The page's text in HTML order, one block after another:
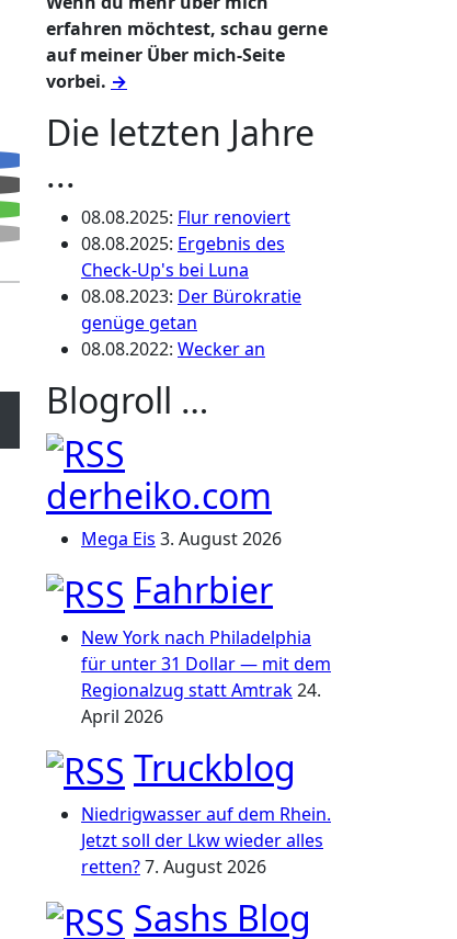
erfahren möchtest, schau gerne
auf meiner Über mich-Seite
vorbei. →
Die letzten Jahre
...
08.08.2025: Flur renoviert
08.08.2025: Ergebnis des
Check-Up's bei Luna
08.08.2023: Der Bürokratie
genüge getan
08.08.2022: Wecker an
Blogroll …
derheiko.com
Mega Eis 3. August 2026
Fahrbier
New York nach Philadelphia
für unter 31 Dollar — mit dem
Regionalzug statt Amtrak24.
April 2026
Truckblog
Niedrigwasser auf dem Rhein.
Jetzt soll der Lkw wieder alles
retten?7. August 2026
Sashs Blog